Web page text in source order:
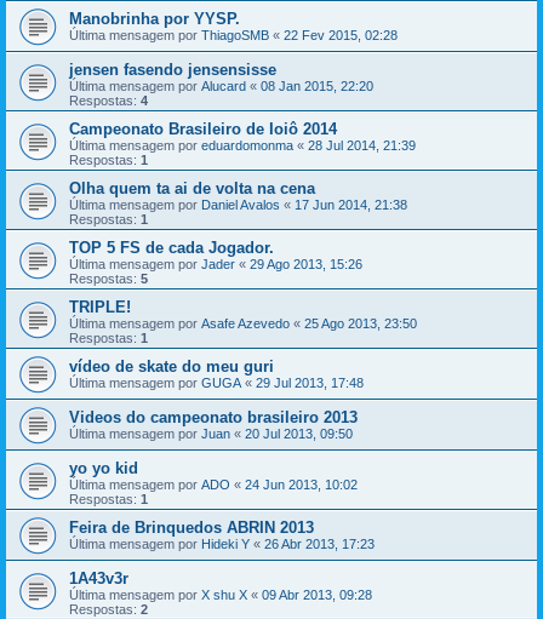
Manobrinha por YYSP.
Última mensagem por ThiagoSMB « 22 Fev 2015, 02:28
jensen fasendo jensensisse
Última mensagem por Alucard « 08 Jan 2015, 22:20
Respostas: 4
Campeonato Brasileiro de Ioiô 2014
Última mensagem por eduardomonma « 28 Jul 2014, 21:39
Respostas: 1
Olha quem ta ai de volta na cena
Última mensagem por Daniel Avalos « 17 Jun 2014, 21:38
Respostas: 1
TOP 5 FS de cada Jogador.
Última mensagem por Jader « 29 Ago 2013, 15:26
Respostas: 5
TRIPLE!
Última mensagem por Asafe Azevedo « 25 Ago 2013, 23:50
Respostas: 1
vídeo de skate do meu guri
Última mensagem por GUGA « 29 Jul 2013, 17:48
Videos do campeonato brasileiro 2013
Última mensagem por Juan « 20 Jul 2013, 09:50
yo yo kid
Última mensagem por ADO « 24 Jun 2013, 10:02
Respostas: 1
Feira de Brinquedos ABRIN 2013
Última mensagem por Hideki Y « 26 Abr 2013, 17:23
1A43v3r
Última mensagem por X shu X « 09 Abr 2013, 09:28
Respostas: 2